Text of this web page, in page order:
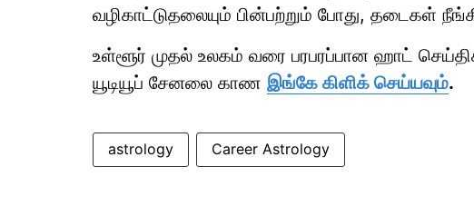
வழிகாட்டுதலையும் பின்பற்றும் போது, தடைகள்
உள்ளூர் முதல் உலகம் வரை பரபரப்பான ஹாட்
யூடியூப் சேனலை காண இங்கே கிளிக் செய்யவும்.
astrology Career Astrology